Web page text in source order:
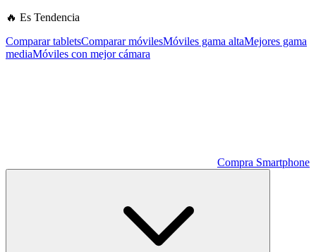
🔥 Es Tendencia
Comparar tabletsComparar móvilesMóviles gama altaMejores gama
mediaMóviles con mejor cámara
Compra Smartphone